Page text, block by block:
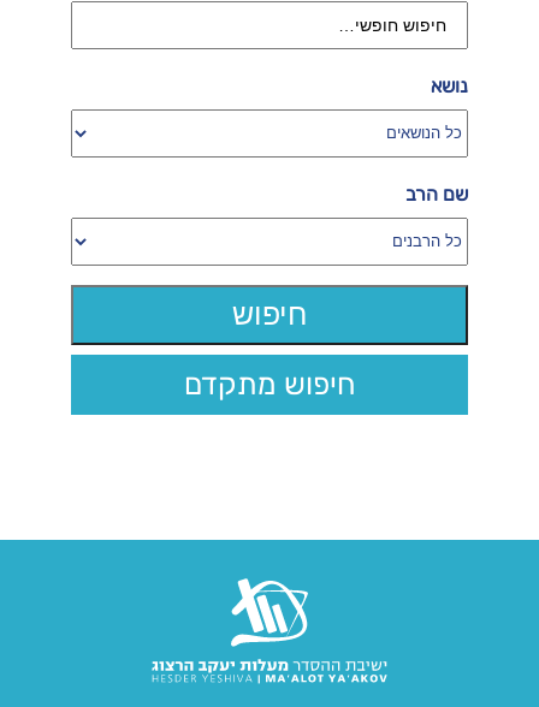
נושא
שם הרב
חיפוש מתקדם